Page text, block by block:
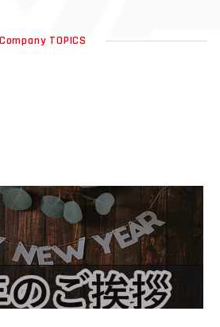
TOPICS